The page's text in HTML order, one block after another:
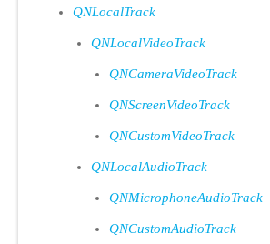
QNLocalTrack
QNLocalVideoTrack
QNCameraVideoTrack
QNScreenVideoTrack
QNCustomVideoTrack
QNLocalAudioTrack
QNMicrophoneAudioTrack
QNCustomAudioTrack